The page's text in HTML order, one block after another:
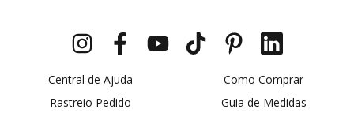
Central de Ajuda
Rastreio Pedido
Como Comprar
Guia de Medidas